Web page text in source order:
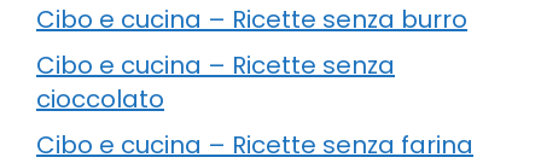
Cibo e cucina – Ricette senza burro
Cibo e cucina – Ricette senza
cioccolato
Cibo e cucina – Ricette senza farina